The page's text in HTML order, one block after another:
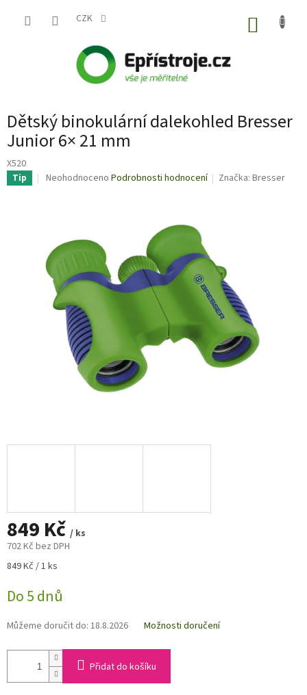
CZK
Dětský binokulární dalekohled Bresser
Junior 6× 21 mm
X520
Tip
Průměrné
5
hvězdiček.
Neohodnoceno Podrobnosti hodnocení Značka:Bresser
849 Kč / ks
702 Kč bez DPH
Měrná
849 Kč / 1 ks
Do 5 dnů
Můžeme doručit do: 18.8.2026 Možnosti doručení
Přidat do košíku